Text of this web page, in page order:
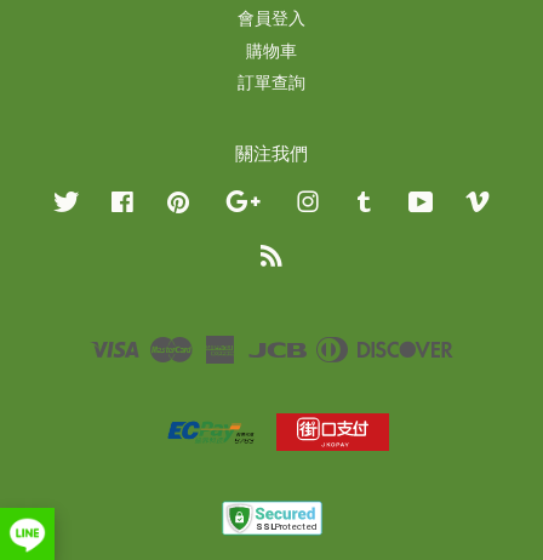
會員登入
購物車
訂單查詢
關注我們
Twitter Facebook Pinterest Google InstagramTumblr YouTube
Visa Master
American
JCB
Diners